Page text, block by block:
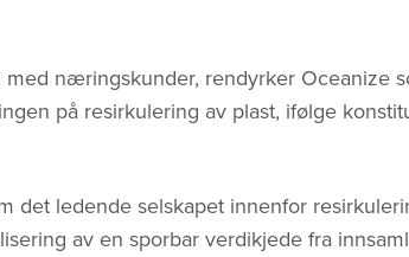
næringskunder, rendyrker Oceanize
på resirkulering av plast, ifølge
det ledende selskapet innenfor
av en sporbar verdikjede fra